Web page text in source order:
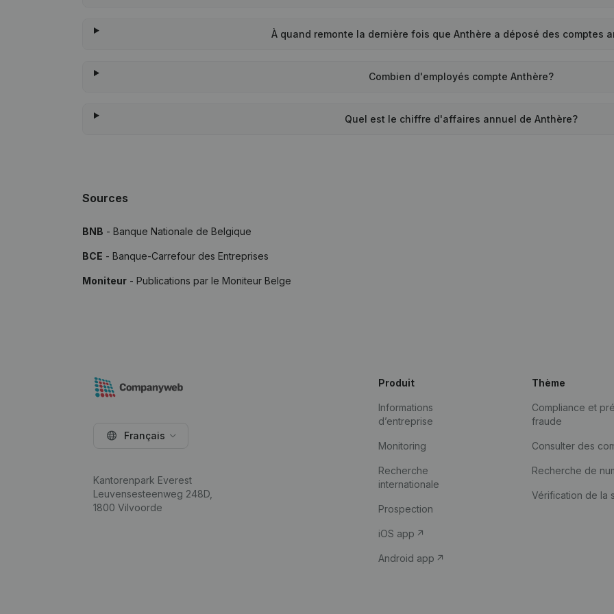
À quand remonte la dernière fois que Anthère a déposé des comptes
Combien d'employés compte Anthère?
Quel est le chiffre d'affaires annuel de Anthère?
Sources
BNB - Banque Nationale de Belgique
BCE - Banque-Carrefour des Entreprises
Moniteur - Publications par le Moniteur Belge
Français
Kantorenpark Everest
Leuvensesteenweg 248D,
1800 Vilvoorde
Produit
Informations
d’entreprise
Monitoring
Recherche
internationale
Prospection
iOS app
Android app
Thème
Compliance et
fraude
Consulter des
Recherche de
Vérification de la